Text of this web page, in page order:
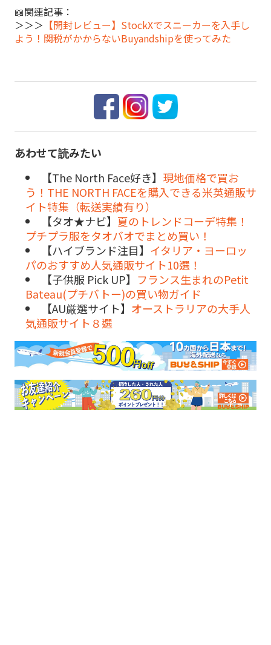
📖関連記事：
＞＞＞ 【開封レビュー】StockXでスニーカーを入手し
よう！関税がかからないBuyandshipを使ってみた
あわせて読みたい
【The North Face好き】 現地価格で買お
う！THE NORTH FACEを購入できる米英通販サ
イト特集（転送実績有り）
【タオ★ナビ】 夏のトレンドコーデ特集！
プチプラ服をタオバオでまとめ買い！
【ハイブランド注目】 イタリア・ヨーロッ
パのおすすめ人気通販サイト10選！
【子供服 Pick UP】 フランス生まれのPetit
Bateau(プチバトー)の買い物ガイド
【AU厳選サイト】 オーストラリアの大手人
気通販サイト８選